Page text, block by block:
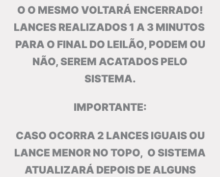
O O MESMO VOLTARÁ ENCERRADO!
LANCES REALIZADOS 1 A 3 MINUTOS
PARA O FINAL DO LEILÃO, PODEM OU
NÃO, SEREM ACATADOS PELO
SISTEMA.
IMPORTANTE:
CASO OCORRA 2 LANCES IGUAIS OU
LANCE MENOR NO TOPO, O SISTEMA
ATUALIZARÁ DEPOIS DE ALGUNS